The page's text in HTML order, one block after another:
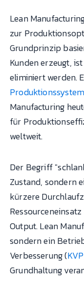
Lean
zur
Grundprinzip
Kunden erzeugt,
eliminiert werden.
Manufacturing
für
weltweit.
Der Begriff
Zustand, sondern
kürzere
Output. Lean
sondern ein
Verbesserung (KVP
Grundhaltung